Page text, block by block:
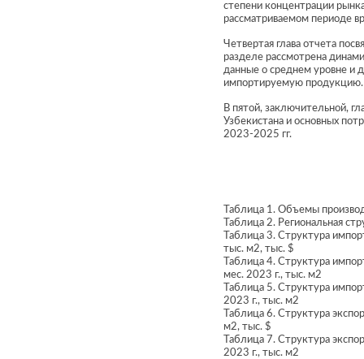
степени концентрации
рассматриваемом периоде
Четвертая глава отчета
разделе рассмотрена
данные о среднем уровне и
импортируемую продукцию.
В пятой, заключительной,
Узбекистана и основных
2023-2025 гг.
Таблица 1. Объемы
Таблица 2. Региональная
Таблица 3. Структура
тыс. м2, тыс. $
Таблица 4. Структура
мес. 2023 г., тыс. м2
Таблица 5. Структура
2023 г., тыс. м2
Таблица 6. Структура
м2, тыс. $
Таблица 7. Структура
2023 г., тыс. м2